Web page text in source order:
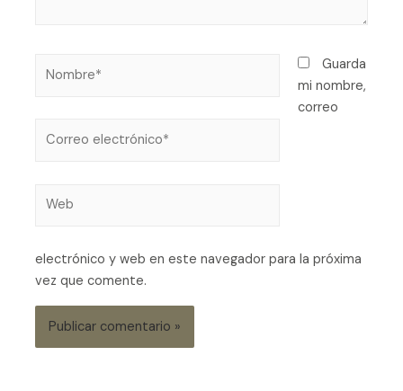
Guarda
mi nombre,
correo
electrónico y web en este navegador para la próxima
vez que comente.